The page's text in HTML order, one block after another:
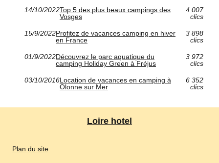
14/10/2022Top 5 des plus beaux campings des
Vosges
4 007
clics
15/9/2022Profitez de vacances camping en hiver
en France
3 898
clics
01/9/2022Découvrez le parc aquatique du
camping Holiday Green à Fréjus
3 972
clics
03/10/2016Location de vacances en camping à
Olonne sur Mer
6 352
clics
Loire hotel
Plan du site